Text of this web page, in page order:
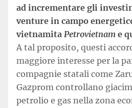
ad incrementare gli
venture in campo
vietnamita Petrovietnam e
A tal proposito, questi
maggiore interesse per la
compagnie statali come
Gazprom controllano
petrolio e gas nella zona